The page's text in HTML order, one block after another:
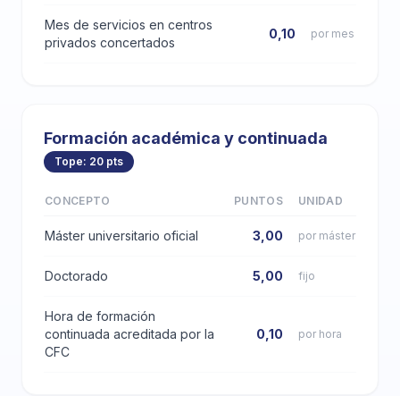
Mes de servicios en centros
privados concertados
0,10 por mes
Formación académica y continuada
Tope: 20 pts
CONCEPTO PUNTOS UNIDAD
Máster universitario oficial 3,00 por máster
Doctorado 5,00 fijo
Hora de formación
continuada acreditada por la
CFC
0,10 por hora